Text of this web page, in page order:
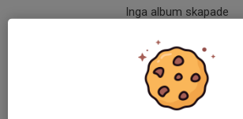
Inga album skapade